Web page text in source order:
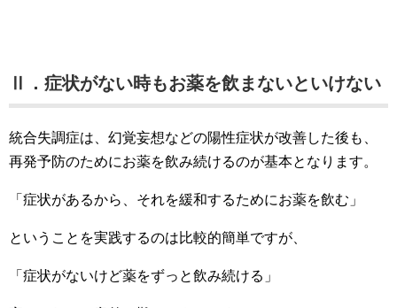
Ⅱ．症状がない時もお薬を飲まないといけない
統合失調症は、幻覚妄想などの陽性症状が改善した後も、
再発予防のためにお薬を飲み続けるのが基本となります。
「症状があるから、それを緩和するためにお薬を飲む」
ということを実践するのは比較的簡単ですが、
「症状がないけど薬をずっと飲み続ける」